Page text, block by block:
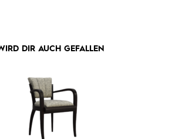
DIR AUCH GEFALLEN